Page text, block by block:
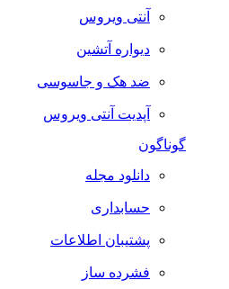
آنتی ویروس
دیواره آتشین
ضد هک و جاسوسی
آپدیت آنتی ویروس
گوناگون
دانلود مجله
حسابداری
پشتیبان اطلاعات
فشرده ساز